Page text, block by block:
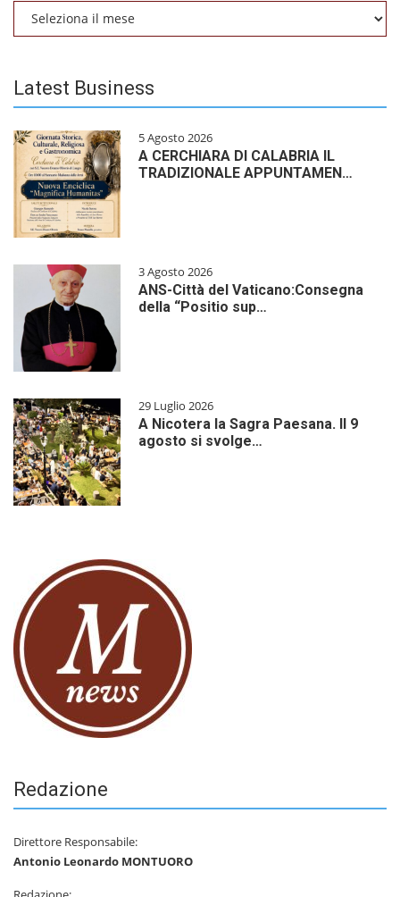
Archivio
Latest Business
5 Agosto 2026
A CERCHIARA DI CALABRIA IL
TRADIZIONALE APPUNTAMEN…
3 Agosto 2026
ANS-Città del Vaticano:Consegna
della “Positio sup…
29 Luglio 2026
A Nicotera la Sagra Paesana. Il 9
agosto si svolge…
Redazione
Direttore Responsabile:
Antonio Leonardo MONTUORO